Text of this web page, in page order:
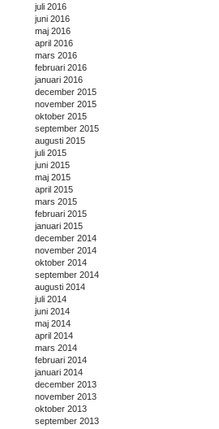
juli 2016
juni 2016
maj 2016
april 2016
mars 2016
februari 2016
januari 2016
december 2015
november 2015
oktober 2015
september 2015
augusti 2015
juli 2015
juni 2015
maj 2015
april 2015
mars 2015
februari 2015
januari 2015
december 2014
november 2014
oktober 2014
september 2014
augusti 2014
juli 2014
juni 2014
maj 2014
april 2014
mars 2014
februari 2014
januari 2014
december 2013
november 2013
oktober 2013
september 2013